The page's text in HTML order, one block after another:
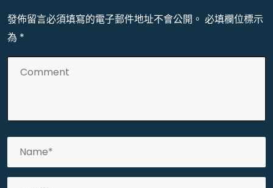
發佈留言必須填寫的電子郵件地址不會公開。 必填欄位標示
為 *